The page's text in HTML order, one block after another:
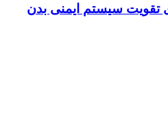
تقویت سیستم ایمنی بدن